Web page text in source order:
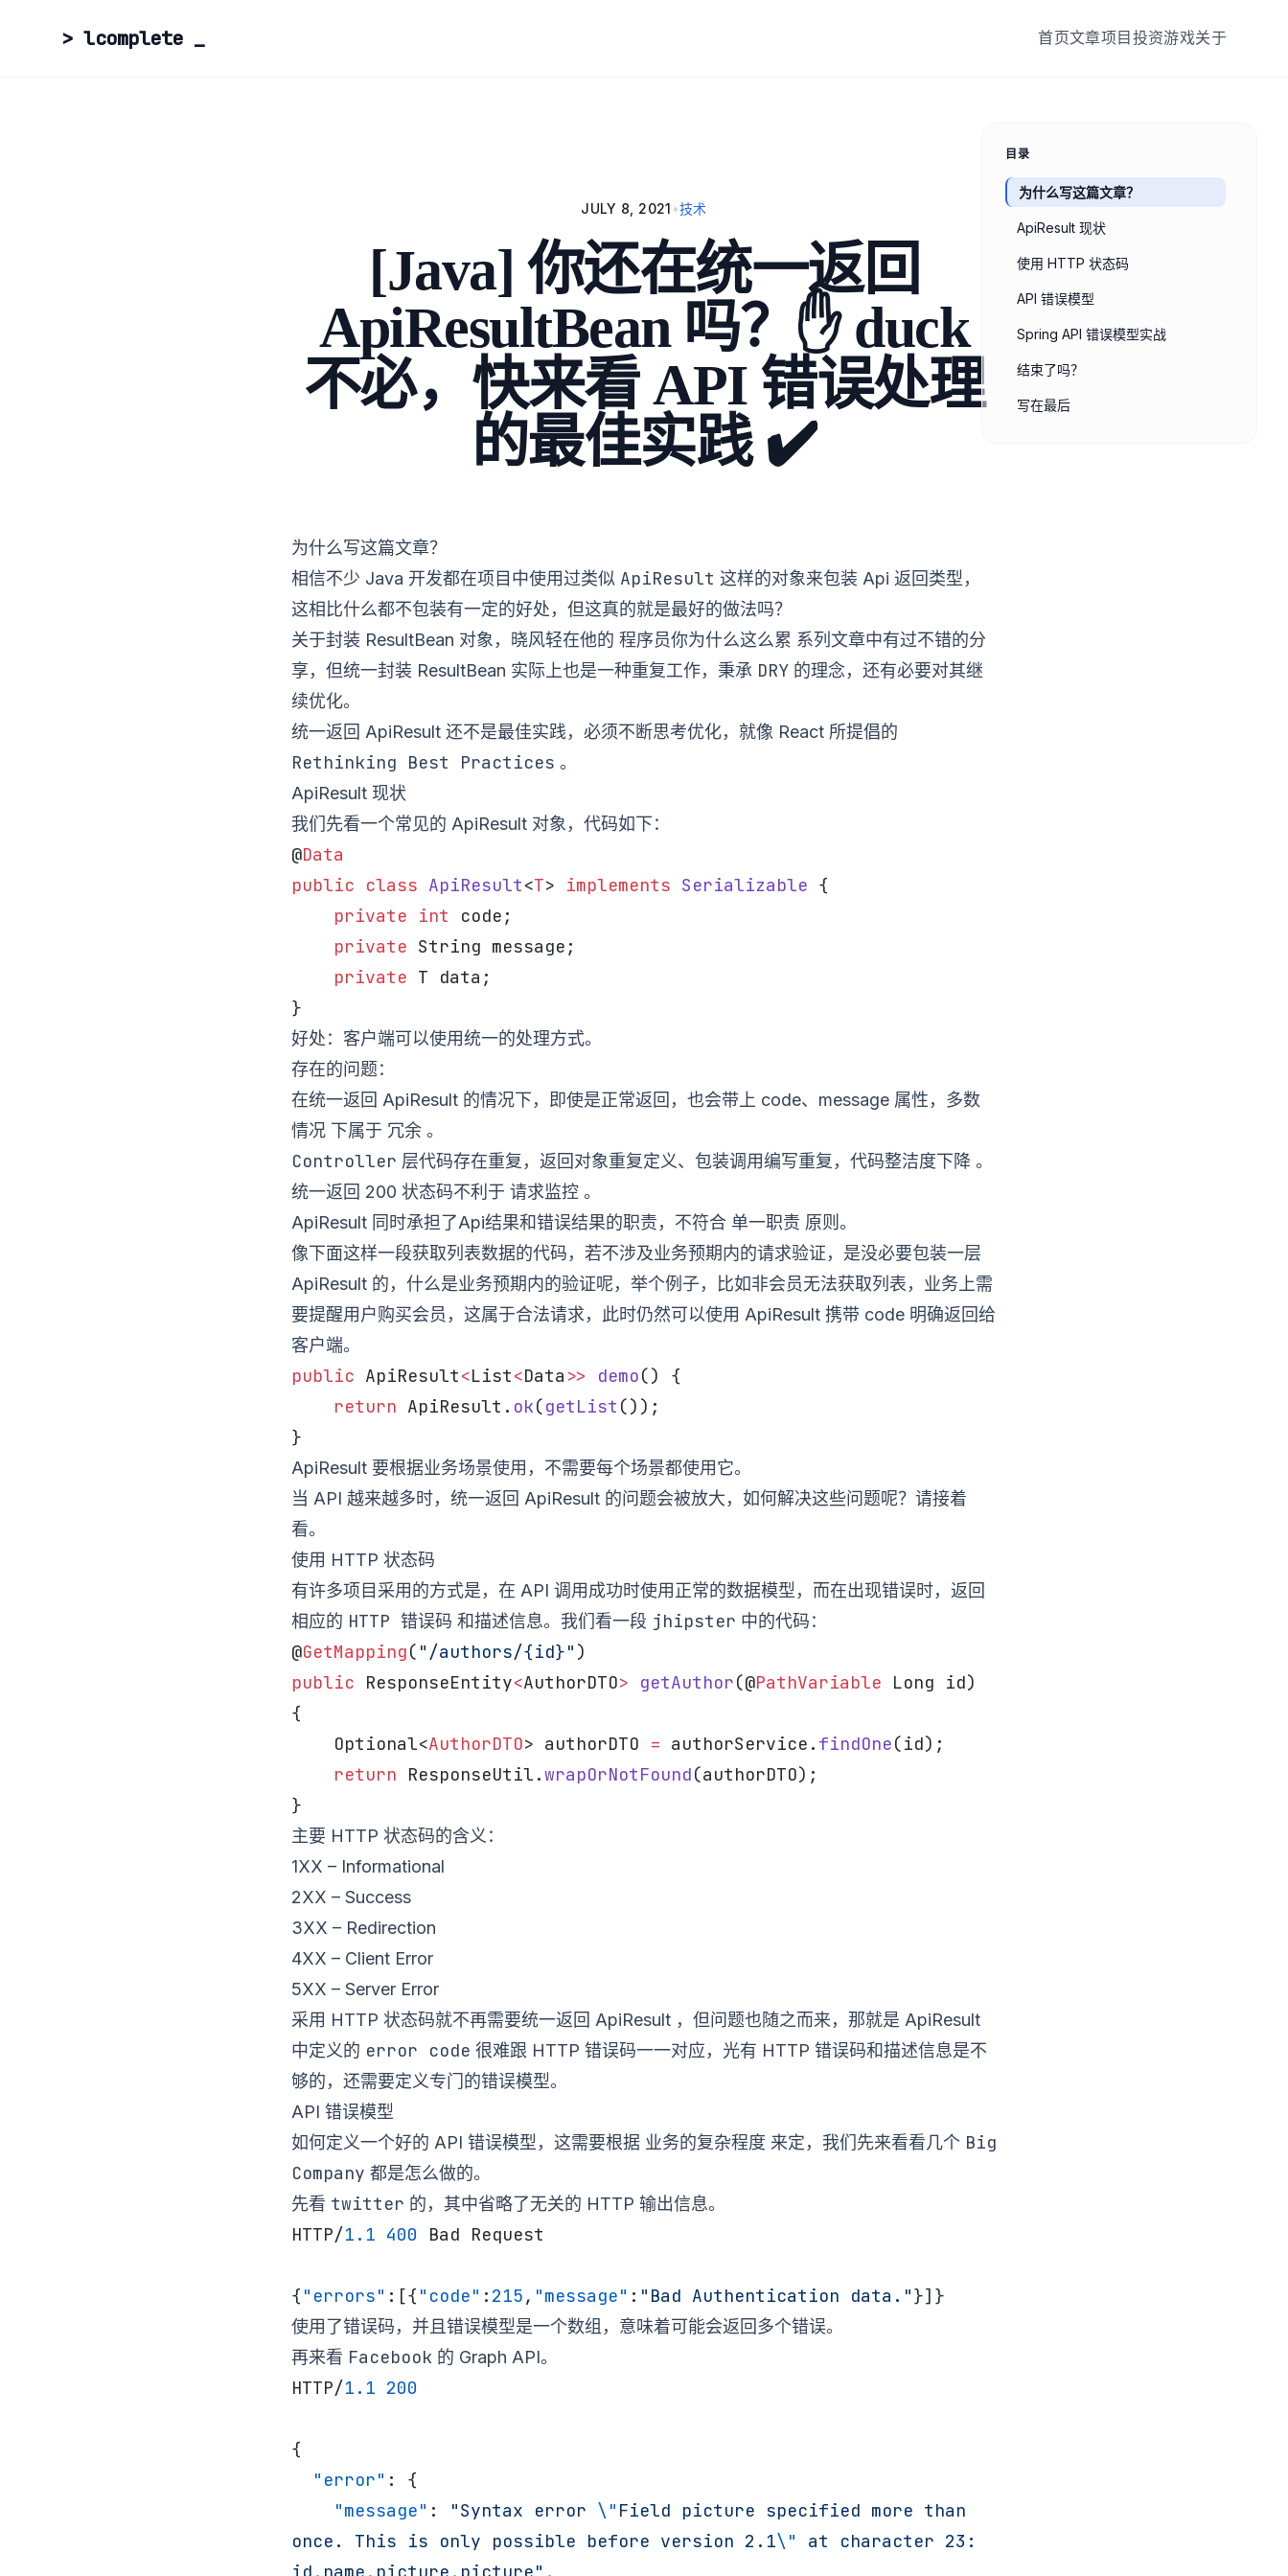
> lcomplete _ 首页文章项目 投资游戏关于
JULY 8, 2021 •技术
[Java] 你还在统一返回
ApiResultBean 吗？✋ duck
不必，快来看 API 错误处理
的最佳实践 ✔️
为什么写这篇文章？
相信不少 Java 开发都在项目中使用过类似 ApiResult 这样的对象来包装 Api 返回类型，
这相比什么都不包装有一定的好处，但这真的就是最好的做法吗？
关于封装 ResultBean 对象，晓风轻在他的 程序员你为什么这么累 系列文章中有过不错的分
享，但统一封装 ResultBean 实际上也是一种重复工作，秉承 DRY 的理念，还有必要对其继
续优化。
统一返回 ApiResult 还不是最佳实践，必须不断思考优化，就像 React 所提倡的
Rethinking Best Practices 。
ApiResult 现状
我们先看一个常见的 ApiResult 对象，代码如下：
@Data
public class ApiResult<T> implements Serializable {
    private
int code;
    private
String message;
    private
T data;
}
好处：客户端可以使用统一的处理方式。
存在的问题：
在统一返回 ApiResult 的情况下，即使是正常返回，也会带上 code、message 属性， 多数
情况 下属于 冗余 。
Controller 层代码存在重复，返回对象重复定义、包装调用编写重复， 代码整洁度下降 。
统一返回 200 状态码不利于 请求监控 。
ApiResult 同时承担了Api结果和错误结果的职责，不符合 单一职责 原则。
像下面这样一段获取列表数据的代码，若不涉及业务预期内的请求验证，是没必要包装一层
ApiResult 的，什么是业务预期内的验证呢，举个例子，比如非会员无法获取列表，业务上需
要提醒用户购买会员，这属于合法请求，此时仍然可以使用 ApiResult 携带 code 明确返回给
客户端。
public ApiResult<List<Data >> demo() {
    return
ApiResult. ok(getList ());
}
ApiResult 要根据业务场景使用，不需要每个场景都使用它。
当 API 越来越多时，统一返回 ApiResult 的问题会被放大，如何解决这些问题呢？请接着
看。
使用 HTTP 状态码
有许多项目采用的方式是，在 API 调用成功时使用正常的数据模型，而在出现错误时，返回
相应的 HTTP 错误码 和描述信息。我们看一段 jhipster 中的代码：
@GetMapping( "/authors/{id}" )
public ResponseEntity<AuthorDTO> getAuthor(@PathVariable Long id)
{
    Optional<
AuthorDTO> authorDTO = authorService. findOne(id);
    return
ResponseUtil.wrapOrNotFound(authorDTO);
}
主要 HTTP 状态码的含义：
1XX – Informational
2XX – Success
3XX – Redirection
4XX – Client Error
5XX – Server Error
采用 HTTP 状态码就不再需要统一返回 ApiResult ，但问题也随之而来，那就是 ApiResult
中定义的 error code 很难跟 HTTP 错误码一一对应，光有 HTTP 错误码和描述信息是不
够的，还需要定义专门的错误模型。
API 错误模型
如何定义一个好的 API 错误模型，这需要根据 业务的复杂程度 来定，我们先来看看几个 Big
Company 都是怎么做的。
先看 twitter 的，其中省略了无关的 HTTP 输出信息。
HTTP/1.1 400 Bad Request
{ "errors" :[{ "code" : 215, "message" : "Bad Authentication data."}]}
使用了错误码，并且错误模型是一个数组，意味着可能会返回多个错误。
再来看 Facebook 的 Graph API。
HTTP/1.1 200
{
  "error"
: {
    "message"
: "Syntax error \" Field picture specified more than
once. This is only possible before version 2.1\"
at character 23:
目录
为什么写这篇文章？
ApiResult 现状
使用 HTTP 状态码
API 错误模型
Spring API 错误模型实战
结束了吗？
写在最后